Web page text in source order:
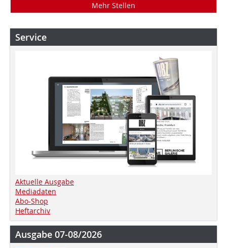
Mehr Stellen
Service
Aktuelle Ausgabe
Mediadaten
Abo-Shop
Heftarchiv
Ausgabe 07-08/2026